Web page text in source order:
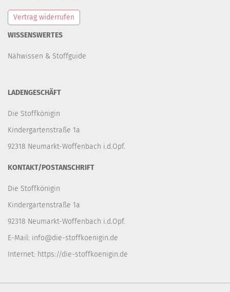
Vertrag widerrufen
WISSENSWERTES
Nähwissen & Stoffguide
LADENGESCHÄFT
Die Stoffkönigin
Kindergartenstraße 1a
92318 Neumarkt-Woffenbach i.d.Opf.
KONTAKT/POSTANSCHRIFT
Die Stoffkönigin
Kindergartenstraße 1a
92318 Neumarkt-Woffenbach i.d.Opf.
E-Mail: info@die-stoffkoenigin.de
Internet: https://die-stoffkoenigin.de